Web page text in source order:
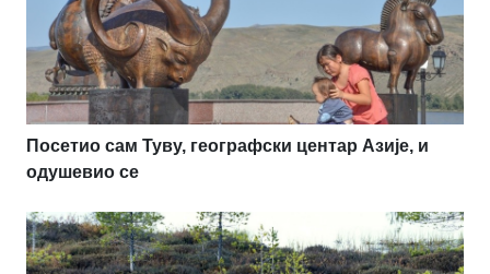
Посетио сам Туву, географски центар Азије, и
одушевио се